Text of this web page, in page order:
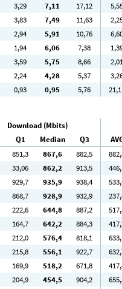
3,29 7,11 17,12 5
3,83 7,49 11,63 2
2,94 5,91 10,76 6
1,94 6,06 7,38 1
3,59 5,75 8,66 2
2,24 4,28 5,37 3
0,93 0,95 5,76 21
Download (Mbits)
Q1 Median Q3
851,3 867,6 882,5 882
33,06 862,2 913,5 446
929,7 935,9 938,4 533
868,7 928,9 932,9 237
222,6 644,8 887,2 517
164,7 642,2 884,3 417
212,0 576,4 818,1 633
215,8 556,1 922,7 632
169,9 518,2 671,8 417
204,9 454,5 904,2 655